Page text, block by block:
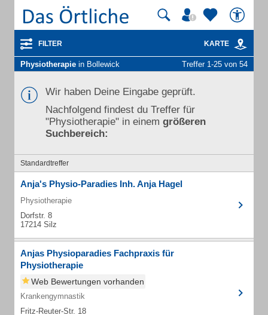
FILTER KARTE
Physiotherapie in Bollewick Treffer 1-25 von 54
Wir haben Deine Eingabe geprüft.
Nachfolgend findest du Treffer für
"Physiotherapie" in einem größeren
Suchbereich:
Standardtreffer
Anja's Physio-Paradies Inh. Anja Hagel
Physiotherapie
Dorfstr. 8
17214 Silz
Anjas Physioparadies Fachpraxis für
Physiotherapie
Web Bewertungen vorhanden
Krankengymnastik
Fritz-Reuter-Str. 18